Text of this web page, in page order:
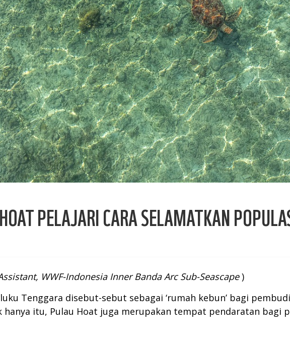
PELAJARI CARA SELAMATKAN
WWF-Indonesia Inner Banda Arc Sub-Seascape)
Tenggara disebut-sebut sebagai ‘rumah kebun’ bagi
hanya itu, Pulau Hoat juga merupakan tempat pendaratan bagi